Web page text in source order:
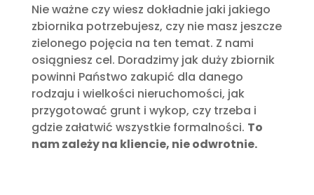
Nie ważne czy wiesz dokładnie jaki jakiego
zbiornika potrzebujesz, czy nie masz jeszcze
zielonego pojęcia na ten temat. Z nami
osiągniesz cel. Doradzimy jak duży zbiornik
powinni Państwo zakupić dla danego
rodzaju i wielkości nieruchomości, jak
przygotować grunt i wykop, czy trzeba i
gdzie załatwić wszystkie formalności. To
nam zależy na kliencie, nie odwrotnie.